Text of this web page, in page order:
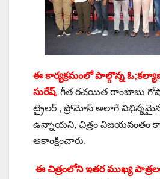
ఈ కార్యక్రమంలో పాల్గొన్న
సురేష్, గీత రచయిత రాంబాబు
ట్రైలర్ , ప్రోమోస్ అలాగే
ఉన్నాయని, చిత్రం విజయవంతం
ఆకాంక్షించారు.
ఈ చిత్రంలోని ఇతర ముఖ్య